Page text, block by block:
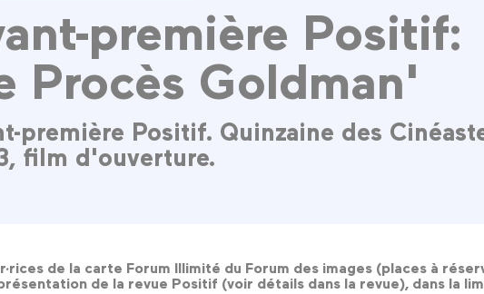
première Positif:
Procès Goldman'
première Positif. Quinzaine des
film d'ouverture.
de la carte Forum Illimité du Forum des images (places à
de la revue Positif (voir détails dans la revue), dans la